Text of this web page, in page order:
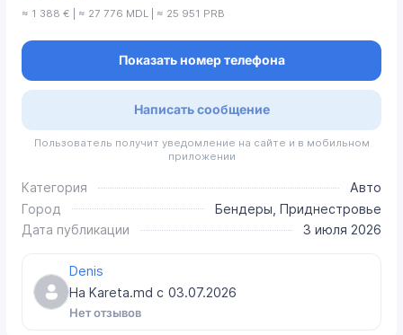
≈ 1 388 € | ≈ 27 776 MDL | ≈ 25 951 PRB
Показать номер телефона
Написать сообщение
Пользователь получит уведомление на сайте и в мобильном
приложении
Категория
Авто
Город
Бендеры, Приднестровье
Дата публикации
3 июля 2026
Denis
На Kareta.md с 03.07.2026
Нет отзывов